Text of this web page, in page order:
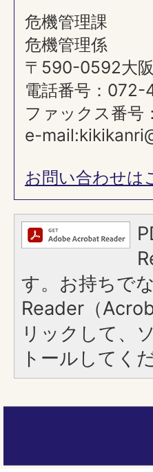
危機管理課
危機管理係
〒590-0592大
電話番号：
ファックス番
e-
お問い合わせは
す。お持ちで
Reader（
リックして、
トールしてく